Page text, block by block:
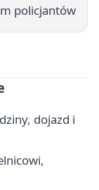
policjantów
dojazd i